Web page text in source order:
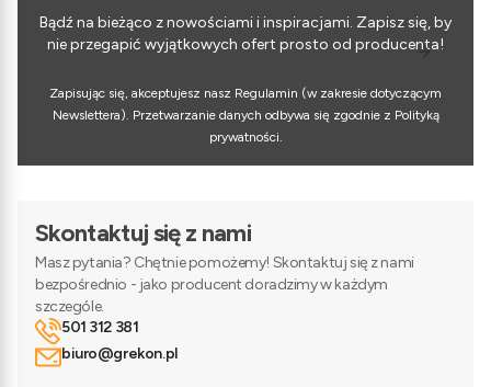
Bądź na bieżąco z nowościami i inspiracjami. Zapisz się, by
nie przegapić wyjątkowych ofert prosto od producenta!
Zapisując się, akceptujesz nasz Regulamin (w zakresie dotyczącym
Newslettera). Przetwarzanie danych odbywa się zgodnie z Polityką
prywatności.
Skontaktuj się z nami
Masz pytania? Chętnie pomożemy! Skontaktuj się z nami
bezpośrednio - jako producent doradzimy w każdym
szczególe.
501 312 381
biuro@grekon.pl